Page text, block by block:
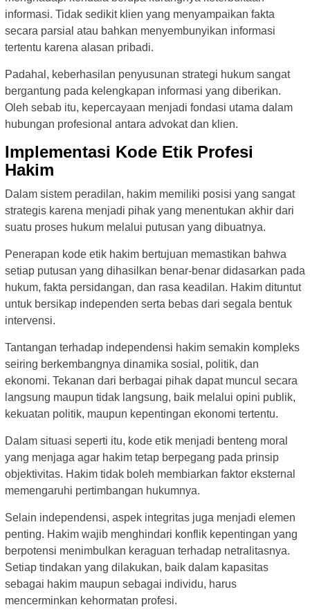
informasi. Tidak sedikit klien yang menyampaikan fakta
secara parsial atau bahkan menyembunyikan informasi
tertentu karena alasan pribadi.
Padahal, keberhasilan penyusunan strategi hukum sangat
bergantung pada kelengkapan informasi yang diberikan.
Oleh sebab itu, kepercayaan menjadi fondasi utama dalam
hubungan profesional antara advokat dan klien.
Implementasi Kode Etik Profesi
Hakim
Dalam sistem peradilan, hakim memiliki posisi yang sangat
strategis karena menjadi pihak yang menentukan akhir dari
suatu proses hukum melalui putusan yang dibuatnya.
Penerapan kode etik hakim bertujuan memastikan bahwa
setiap putusan yang dihasilkan benar-benar didasarkan pada
hukum, fakta persidangan, dan rasa keadilan. Hakim dituntut
untuk bersikap independen serta bebas dari segala bentuk
intervensi.
Tantangan terhadap independensi hakim semakin kompleks
seiring berkembangnya dinamika sosial, politik, dan
ekonomi. Tekanan dari berbagai pihak dapat muncul secara
langsung maupun tidak langsung, baik melalui opini publik,
kekuatan politik, maupun kepentingan ekonomi tertentu.
Dalam situasi seperti itu, kode etik menjadi benteng moral
yang menjaga agar hakim tetap berpegang pada prinsip
objektivitas. Hakim tidak boleh membiarkan faktor eksternal
memengaruhi pertimbangan hukumnya.
Selain independensi, aspek integritas juga menjadi elemen
penting. Hakim wajib menghindari konflik kepentingan yang
berpotensi menimbulkan keraguan terhadap netralitasnya.
Setiap tindakan yang dilakukan, baik dalam kapasitas
sebagai hakim maupun sebagai individu, harus
mencerminkan kehormatan profesi.